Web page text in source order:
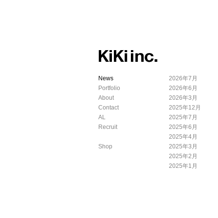
News
Portfolio
About
Contact
AL
Recruit
Shop
2026年7月
2026年6月
2026年3月
2025年12月
2025年7月
2025年6月
2025年4月
2025年3月
2025年2月
2025年1月